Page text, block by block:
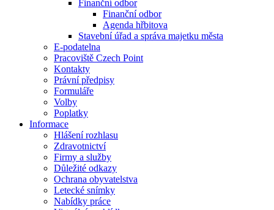
Finanční odbor
Finanční odbor
Agenda hřbitova
Stavební úřad a správa majetku města
E-podatelna
Pracoviště Czech Point
Kontakty
Právní předpisy
Formuláře
Volby
Poplatky
Informace
Hlášení rozhlasu
Zdravotnictví
Firmy a služby
Důležité odkazy
Ochrana obyvatelstva
Letecké snímky
Nabídky práce